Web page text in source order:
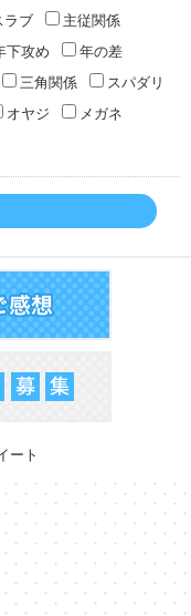
ラブ
主従関係
下攻め
年の差
三角関係
スパダリ
オヤジ
メガネ
ート